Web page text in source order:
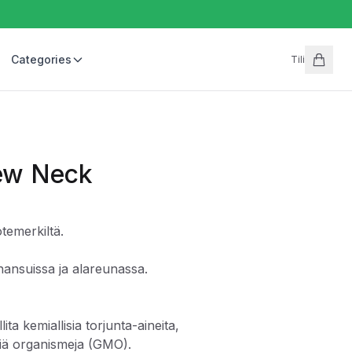
Categories Tili
Neck
ja alareunassa.
kemiallisia torjunta-aineita,
organismeja (GMO).